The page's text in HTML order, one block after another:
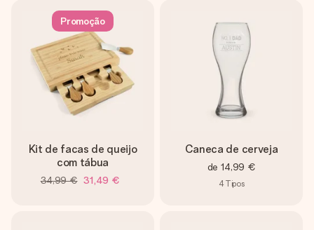
Promoção
Kit de facas de queijo
com tábua
34,99 € 31,49 €
Caneca de cerveja
de 14,99 €
4Tipos